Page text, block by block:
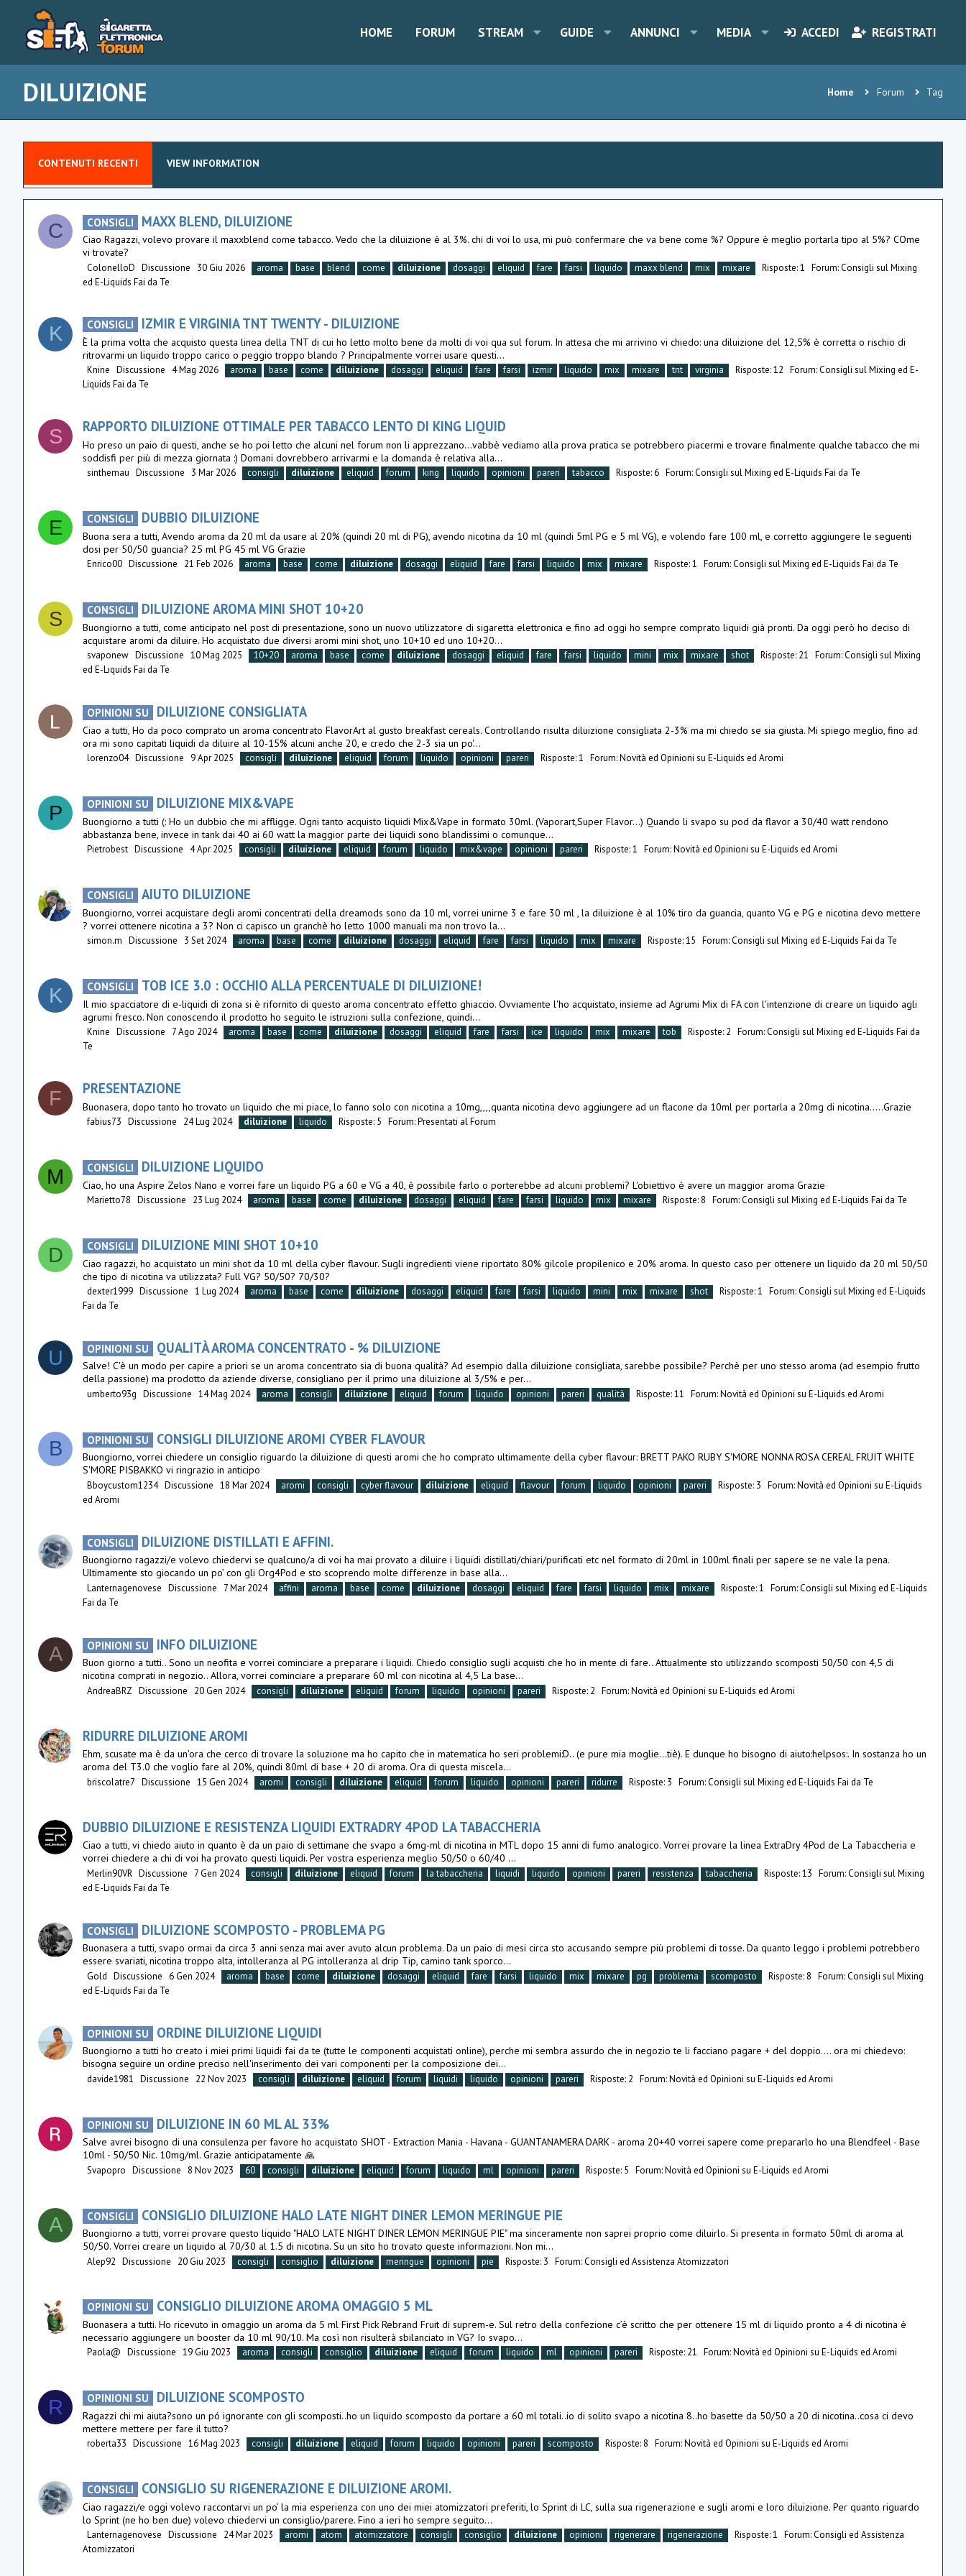
HOME FORUM STREAM GUIDE ANNUNCI MEDIA ACCEDI REGISTRATI
DILUIZIONE Home Forum Tag
CONTENUTI RECENTI VIEW INFORMATION
C CONSIGLI MAXX BLEND, DILUIZIONE
Ciao Ragazzi, volevo provare il maxxblend come tabacco. Vedo che la diluizione è al 3%. chi di voi lo usa, mi può confermare che va bene come %? Oppure è meglio portarla tipo al 5%? COme
vi trovate?
ColonelloD Discussione 30 Giu 2026 aroma base blend come diluizione dosaggi eliquid fare farsi liquido maxx blend mix mixare Risposte: 1 Forum:Consigli sul Mixing
ed E-Liquids Fai da Te
K CONSIGLI IZMIR E VIRGINIA TNT TWENTY - DILUIZIONE
È la prima volta che acquisto questa linea della TNT di cui ho letto molto bene da molti di voi qua sul forum. In attesa che mi arrivino vi chiedo: una diluizione del 12,5% è corretta o rischio di
ritrovarmi un liquido troppo carico o peggio troppo blando ? Principalmente vorrei usare questi...
Knine Discussione 4 Mag 2026 aroma base come diluizione dosaggi eliquid fare farsi izmir liquido mix mixare tnt virginia Risposte: 12 Forum:Consigli sul Mixing ed E-
Liquids Fai da Te
S RAPPORTO DILUIZIONE OTTIMALE PER TABACCO LENTO DI KING LIQUID
Ho preso un paio di questi, anche se ho poi letto che alcuni nel forum non li apprezzano...vabbè vediamo alla prova pratica se potrebbero piacermi e trovare finalmente qualche tabacco che mi
soddisfi per più di mezza giornata :) Domani dovrebbero arrivarmi e la domanda è relativa alla...
sinthemau Discussione 3 Mar 2026 consigli diluizione eliquid forum king liquido opinioni pareri tabacco Risposte: 6 Forum:Consigli sul Mixing ed E-Liquids Fai da Te
E CONSIGLI DUBBIO DILUIZIONE
Buona sera a tutti, Avendo aroma da 20 ml da usare al 20% (quindi 20 ml di PG), avendo nicotina da 10 ml (quindi 5ml PG e 5 ml VG), e volendo fare 100 ml, e corretto aggiungere le seguenti
dosi per 50/50 guancia? 25 ml PG 45 ml VG Grazie
Enrico00 Discussione 21 Feb 2026 aroma base come diluizione dosaggi eliquid fare farsi liquido mix mixare Risposte: 1 Forum:Consigli sul Mixing ed E-Liquids Fai da Te
S CONSIGLI DILUIZIONE AROMA MINI SHOT 10+20
Buongiorno a tutti, come anticipato nel post di presentazione, sono un nuovo utilizzatore di sigaretta elettronica e fino ad oggi ho sempre comprato liquidi già pronti. Da oggi però ho deciso di
acquistare aromi da diluire. Ho acquistato due diversi aromi mini shot, uno 10+10 ed uno 10+20...
svaponew Discussione 10 Mag 2025 10+20 aroma base come diluizione dosaggi eliquid fare farsi liquido mini mix mixare shot Risposte: 21 Forum:Consigli sul Mixing
ed E-Liquids Fai da Te
OPINIONI SU DILUIZIONE CONSIGLIATA
Ciao a tutti, Ho da poco comprato un aroma concentrato FlavorArt al gusto breakfast cereals. Controllando risulta diluizione consigliata 2-3% ma mi chiedo se sia giusta. Mi spiego meglio, fino ad
ora mi sono capitati liquidi da diluire al 10-15% alcuni anche 20, e credo che 2-3 sia un po'...
lorenzo04 Discussione 9 Apr 2025 consigli diluizione eliquid forum liquido opinioni pareri Risposte: 1 Forum:Novità ed Opinioni su E-Liquids ed Aromi
P OPINIONI SU DILUIZIONE MIX&VAPE
Buongiorno a tutti (: Ho un dubbio che mi affligge. Ogni tanto acquisto liquidi Mix&Vape in formato 30ml. (Vaporart,Super Flavor…) Quando li svapo su pod da flavor a 30/40 watt rendono
abbastanza bene, invece in tank dai 40 ai 60 watt la maggior parte dei liquidi sono blandissimi o comunque...
Pietrobest Discussione 4 Apr 2025 consigli diluizione eliquid forum liquido mix&vape opinioni pareri Risposte: 1 Forum:Novità ed Opinioni su E-Liquids ed Aromi
CONSIGLI AIUTO DILUIZIONE
Buongiorno, vorrei acquistare degli aromi concentrati della dreamods sono da 10 ml, vorrei unirne 3 e fare 30 ml , la diluizione è al 10% tiro da guancia, quanto VG e PG e nicotina devo mettere
? vorrei ottenere nicotina a 3? Non ci capisco un granchè ho letto 1000 manuali ma non trovo la...
simon.m Discussione 3 Set 2024 aroma base come diluizione dosaggi eliquid fare farsi liquido mix mixare Risposte: 15 Forum:Consigli sul Mixing ed E-Liquids Fai da Te
K CONSIGLI TOB ICE 3.0 : OCCHIO ALLA PERCENTUALE DI DILUIZIONE!
Il mio spacciatore di e-liquidi di zona si è rifornito di questo aroma concentrato effetto ghiaccio. Ovviamente l'ho acquistato, insieme ad Agrumi Mix di FA con l'intenzione di creare un liquido agli
agrumi fresco. Non conoscendo il prodotto ho seguito le istruzioni sulla confezione, quindi...
Knine Discussione 7 Ago 2024 aroma base come diluizione dosaggi eliquid fare farsi ice liquido mix mixare tob Risposte: 2 Forum:Consigli sul Mixing ed E-Liquids Fai da
Te
F PRESENTAZIONE
Buonasera, dopo tanto ho trovato un liquido che mi piace, lo fanno solo con nicotina a 10mg,,,,quanta nicotina devo aggiungere ad un flacone da 10ml per portarla a 20mg di nicotina.....Grazie
fabius73 Discussione 24 Lug 2024 diluizione liquido Risposte: 5 Forum:Presentati al Forum
M CONSIGLI DILUIZIONE LIQUIDO
Ciao, ho una Aspire Zelos Nano e vorrei fare un liquido PG a 60 e VG a 40, è possibile farlo o porterebbe ad alcuni problemi? L'obiettivo è avere un maggior aroma Grazie
Marietto78 Discussione 23 Lug 2024 aroma base come diluizione dosaggi eliquid fare farsi liquido mix mixare Risposte: 8 Forum:Consigli sul Mixing ed E-Liquids Fai da Te
D CONSIGLI DILUIZIONE MINI SHOT 10+10
Ciao ragazzi, ho acquistato un mini shot da 10 ml della cyber flavour. Sugli ingredienti viene riportato 80% gilcole propilenico e 20% aroma. In questo caso per ottenere un liquido da 20 ml 50/50
che tipo di nicotina va utilizzata? Full VG? 50/50? 70/30?
dexter1999 Discussione 1 Lug 2024 aroma base come diluizione dosaggi eliquid fare farsi liquido mini mix mixare shot Risposte: 1 Forum:Consigli sul Mixing ed E-Liquids
Fai da Te
U OPINIONI SU QUALITÀ AROMA CONCENTRATO - % DILUIZIONE
Salve! C'è un modo per capire a priori se un aroma concentrato sia di buona qualità? Ad esempio dalla diluizione consigliata, sarebbe possibile? Perchè per uno stesso aroma (ad esempio frutto
della passione) ma prodotto da aziende diverse, consigliano per il primo una diluizione al 3/5% e per...
umberto93g Discussione 14 Mag 2024 aroma consigli diluizione eliquid forum liquido opinioni pareri qualità Risposte: 11 Forum:Novità ed Opinioni su E-Liquids ed Aromi
B OPINIONI SU CONSIGLI DILUIZIONE AROMI CYBER FLAVOUR
Buongiorno, vorrei chiedere un consiglio riguardo la diluizione di questi aromi che ho comprato ultimamente della cyber flavour: BRETT PAKO RUBY S'MORE NONNA ROSA CEREAL FRUIT WHITE
S'MORE PISBAKKO vi ringrazio in anticipo
Bboycustom1234 Discussione 18 Mar 2024 aromi consigli cyber flavour diluizione eliquid flavour forum liquido opinioni pareri Risposte: 3 Forum:Novità ed Opinioni su E-Liquids
ed Aromi
CONSIGLI DILUIZIONE DISTILLATI E AFFINI.
Buongiorno ragazzi/e volevo chiedervi se qualcuno/a di voi ha mai provato a diluire i liquidi distillati/chiari/purificati etc nel formato di 20ml in 100ml finali per sapere se ne vale la pena.
Ultimamente sto giocando un po’ con gli Org4Pod e sto scoprendo molte differenze in base alla...
Lanternagenovese Discussione 7 Mar 2024 affini aroma base come diluizione dosaggi eliquid fare farsi liquido mix mixare Risposte: 1 Forum:Consigli sul Mixing ed E-Liquids
Fai da Te
A OPINIONI SU INFO DILUIZIONE
Buon giorno a tutti.. Sono un neofita e vorrei cominciare a preparare i liquidi. Chiedo consiglio sugli acquisti che ho in mente di fare.. Attualmente sto utilizzando scomposti 50/50 con 4,5 di
nicotina comprati in negozio.. Allora, vorrei cominciare a preparare 60 ml con nicotina al 4,5 La base...
AndreaBRZ Discussione 20 Gen 2024 consigli diluizione eliquid forum liquido opinioni pareri Risposte: 2 Forum:Novità ed Opinioni su E-Liquids ed Aromi
RIDURRE DILUIZIONE AROMI
Ehm, scusate ma è da un'ora che cerco di trovare la soluzione ma ho capito che in matematica ho seri problemi:D.. (e pure mia moglie...tiè). E dunque ho bisogno di aiuto:helpsos:. In sostanza ho un
aroma del T3.0 che voglio fare al 20%, quindi 80ml di base + 20 di aroma. Ora di questa miscela...
briscolatre7 Discussione 15 Gen 2024 aromi consigli diluizione eliquid forum liquido opinioni pareri ridurre Risposte: 3 Forum:Consigli sul Mixing ed E-Liquids Fai da Te
DUBBIO DILUIZIONE E RESISTENZA LIQUIDI EXTRADRY 4POD LA TABACCHERIA
Ciao a tutti, vi chiedo aiuto in quanto è da un paio di settimane che svapo a 6mg-ml di nicotina in MTL dopo 15 anni di fumo analogico. Vorrei provare la linea ExtraDry 4Pod de La Tabaccheria e
vorrei chiedere a chi di voi ha provato questi liquidi. Per vostra esperienza meglio 50/50 o 60/40 ...
Merlin90VR Discussione 7 Gen 2024 consigli diluizione eliquid forum la tabaccheria liquidi liquido opinioni pareri resistenza tabaccheria Risposte: 13 Forum:Consigli sul Mixing
ed E-Liquids Fai da Te
CONSIGLI DILUIZIONE SCOMPOSTO - PROBLEMA PG
Buonasera a tutti, svapo ormai da circa 3 anni senza mai aver avuto alcun problema. Da un paio di mesi circa sto accusando sempre più problemi di tosse. Da quanto leggo i problemi potrebbero
essere svariati, nicotina troppo alta, intolleranza al PG intolleranza al drip Tip, camino tank sporco...
Gold Discussione 6 Gen 2024 aroma base come diluizione dosaggi eliquid fare farsi liquido mix mixare pg problema scomposto Risposte: 8 Forum:Consigli sul Mixing
ed E-Liquids Fai da Te
OPINIONI SU ORDINE DILUIZIONE LIQUIDI
Buongiorno a tutti ho creato i miei primi liquidi fai da te (tutte le componenti acquistati online), perche mi sembra assurdo che in negozio te li facciano pagare + del doppio.... ora mi chiedevo:
bisogna seguire un ordine preciso nell'inserimento dei vari componenti per la composizione dei...
davide1981 Discussione 22 Nov 2023 consigli diluizione eliquid forum liquidi liquido opinioni pareri Risposte: 2 Forum:Novità ed Opinioni su E-Liquids ed Aromi
OPINIONI SU DILUIZIONE IN 60 ML AL 33%
Salve avrei bisogno di una consulenza per favore ho acquistato SHOT - Extraction Mania - Havana - GUANTANAMERA DARK - aroma 20+40 vorrei sapere come prepararlo ho una Blendfeel - Base
10ml - 50/50 Nic. 10mg/ml. Grazie anticipatamente 🙏
Svapopro Discussione 8 Nov 2023 60 consigli diluizione eliquid forum liquido ml opinioni pareri Risposte: 5 Forum:Novità ed Opinioni su E-Liquids ed Aromi
A CONSIGLI CONSIGLIO DILUIZIONE HALO LATE NIGHT DINER LEMON MERINGUE PIE
Buongiorno a tutti, vorrei provare questo liquido "HALO LATE NIGHT DINER LEMON MERINGUE PIE" ma sinceramente non saprei proprio come diluirlo. Si presenta in formato 50ml di aroma al
50/50. Vorrei creare un liquido al 70/30 al 1.5 di nicotina. Su un sito ho trovato queste informazioni. Non mi...
Alep92 Discussione 20 Giu 2023 consigli consiglio diluizione meringue opinioni pie Risposte: 3 Forum:Consigli ed Assistenza Atomizzatori
OPINIONI SU CONSIGLIO DILUIZIONE AROMA OMAGGIO 5 ML
Buonasera a tutti. Ho ricevuto in omaggio un aroma da 5 ml First Pick Rebrand Fruit di suprem-e. Sul retro della confezione c’è scritto che per ottenere 15 ml di liquido pronto a 4 di nicotina è
necessario aggiungere un booster da 10 ml 90/10. Ma così non risulterà sbilanciato in VG? Io svapo...
Paola@ Discussione 19 Giu 2023 aroma consigli consiglio diluizione eliquid forum liquido ml opinioni pareri Risposte: 21 Forum:Novità ed Opinioni su E-Liquids ed Aromi
R OPINIONI SU DILUIZIONE SCOMPOSTO
Ragazzi chi mi aiuta?sono un pó ignorante con gli scomposti..ho un liquido scomposto da portare a 60 ml totali..io di solito svapo a nicotina 8..ho basette da 50/50 a 20 di nicotina..cosa ci devo
mettere mettere per fare il tutto?
roberta33 Discussione 16 Mag 2023 consigli diluizione eliquid forum liquido opinioni pareri scomposto Risposte: 8 Forum:Novità ed Opinioni su E-Liquids ed Aromi
CONSIGLI CONSIGLIO SU RIGENERAZIONE E DILUIZIONE AROMI.
Ciao ragazzi/e oggi volevo raccontarvi un po’ la mia esperienza con uno dei miei atomizzatori preferiti, lo Sprint di LC, sulla sua rigenerazione e sugli aromi e loro diluizione. Per quanto riguardo
lo Sprint (ne ho ben due) volevo chiedervi un consiglio/parere. Fino a ieri ho sempre seguito...
Lanternagenovese Discussione 24 Mar 2023 aromi atom atomizzatore consigli consiglio diluizione opinioni rigenerare rigenerazione Risposte: 1 Forum:Consigli ed Assistenza
Atomizzatori